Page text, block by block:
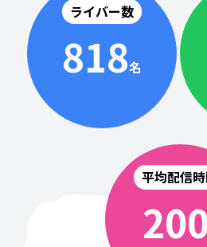
ライバー数
818名
平均配信